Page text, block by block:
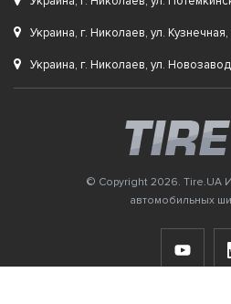
Украина, г. Николаев, ул.
Украина, г. Николаев, ул.
© Copyright 2026. Tire.UA
автомобильных